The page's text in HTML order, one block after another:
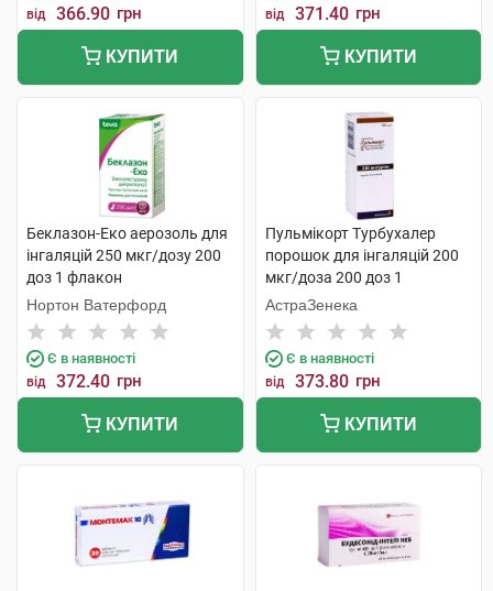
від 366.90 грн
КУПИТИ
від 371.40 грн
КУПИТИ
Беклазон-Еко аерозоль для
інгаляцій 250 мкг/дозу 200
доз 1 флакон
Нортон Ватерфорд
Є в наявності
від 372.40 грн
КУПИТИ
Пульмікорт Турбухалер
порошок для інгаляцій 200
мкг/доза 200 доз 1
інгалятор
АстраЗенека
Є в наявності
від 373.80 грн
КУПИТИ